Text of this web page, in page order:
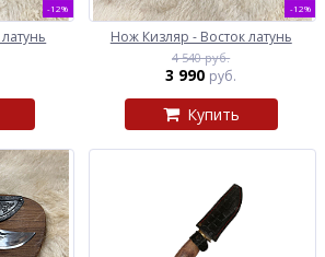
-12% -12%
Нож Кизляр - Восток латунь
4 540 руб.
3 990 руб.
Купить